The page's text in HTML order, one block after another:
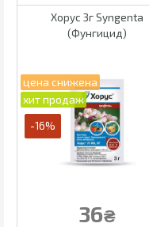
Хорус 3г Syngenta
(Фунгицид)
-16%
36₴